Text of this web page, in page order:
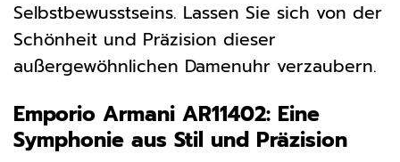
Selbstbewusstseins. Lassen Sie sich von der
Schönheit und Präzision dieser
außergewöhnlichen Damenuhr verzaubern.
Emporio Armani AR11402: Eine
Symphonie aus Stil und Präzision